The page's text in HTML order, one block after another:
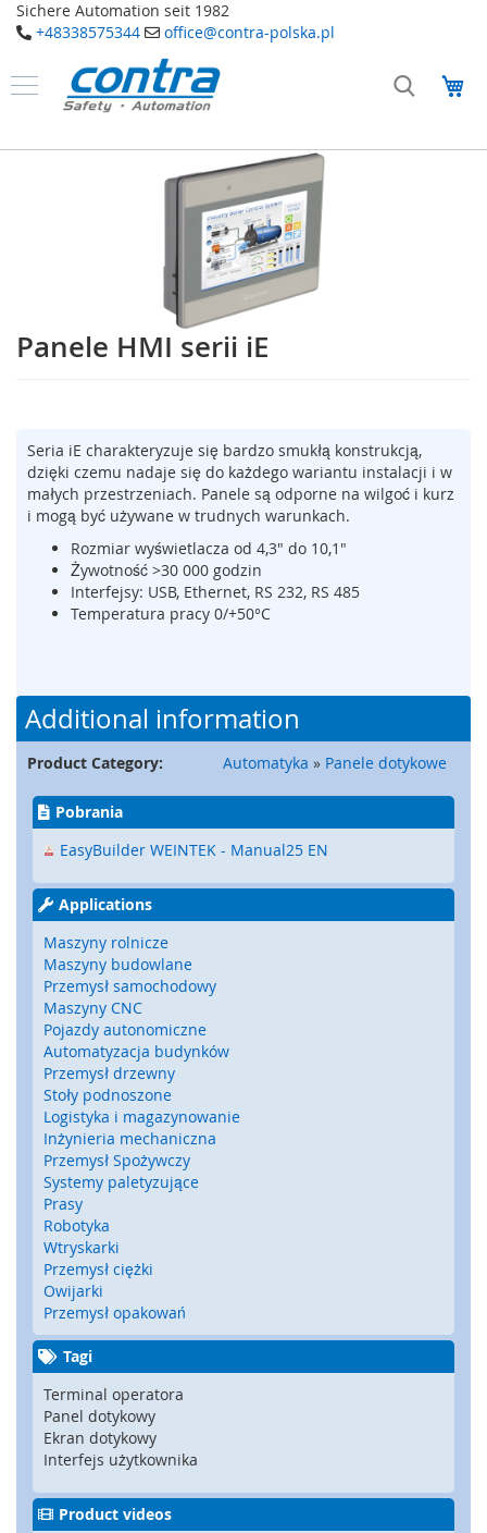
Sichere Automation seit 1982
+48338575344
office@contra-polska.pl
do
treściProdukty
B
s
E
l
e
m
e
s
k
o
w
e
(
l
s
t
w
y
,
m
a
t
y
z
d
e
r
z
a
k
i
)
C
z
u
j
n
i
k
i
,
r
g
l
Panele HMI serii iE
Przejdź
na
Seria iE charakteryzuje się bardzo smukłą konstrukcją,
dzięki czemu nadaje się do każdego wariantu instalacji i w
małych przestrzeniach. Panele są odporne na wilgoć i kurz
i mogą być używane w trudnych warunkach.
Rozmiar wyświetlacza od 4,3" do 10,1"
Żywotność >30 000 godzin
Interfejsy: USB, Ethernet, RS 232, RS 485
Temperatura pracy 0/+50°C
Additional information
Product Category: Automatyka » Panele dotykowe
Pobrania
EasyBuilder WEINTEK - Manual25 EN
Applications
Maszyny rolnicze
Maszyny budowlane
Przemysł samochodowy
Maszyny CNC
Pojazdy autonomiczne
Automatyzacja budynków
Przemysł drzewny
Stoły podnoszone
Logistyka i magazynowanie
Inżynieria mechaniczna
Przemysł Spożywczy
Systemy paletyzujące
Prasy
Robotyka
Wtryskarki
Przemysł ciężki
Owijarki
Przemysł opakowań
Tagi
Terminal operatora
Panel dotykowy
Ekran dotykowy
Interfejs użytkownika
Product videos